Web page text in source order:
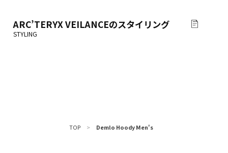
ARC’TERYX VEILANCEのスタイリング
TOP > Demlo Hoody Men's